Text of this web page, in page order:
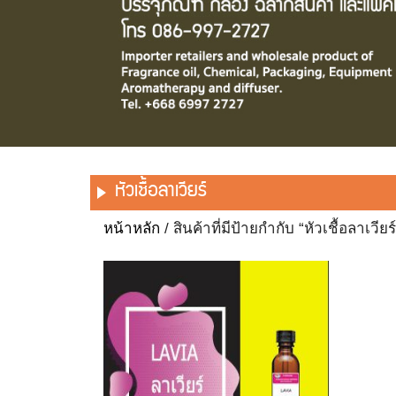
หัวเชื้อลาเวียร์
หน้าหลัก / สินค้าที่มีป้ายกำกับ “หัวเชื้อลาเวียร์